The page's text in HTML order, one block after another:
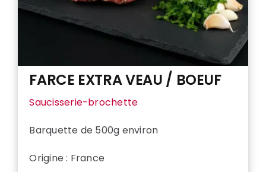
FARCE EXTRA VEAU / BOEUF
Saucisserie-brochette
Barquette de 500g environ
Origine : France